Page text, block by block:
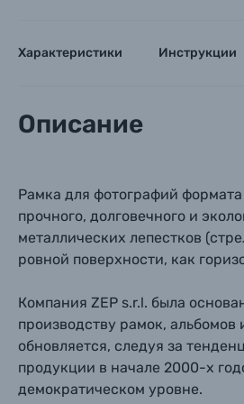
Осветительное
Фоторамки
Фотоальбомы
Книги о фотографии,
Характеристики Инструкции
Описание
Рамка для фотографий
прочного, долговечного и
металлических лепестков
ровной поверхности, как
Компания ZEP s.r.l. была
производству рамок,
обновляется, следуя за
продукции в начале 2000-х
демократическом уровне.